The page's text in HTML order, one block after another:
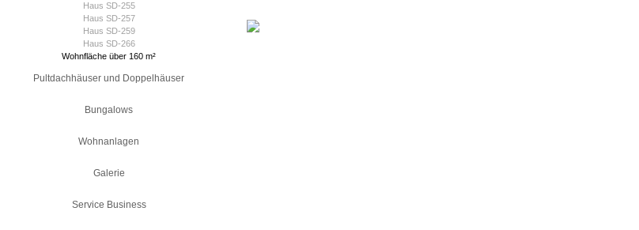
Haus SD-255
Haus SD-257
Haus SD-259
Haus SD-266
Wohnfläche über 160 m²
Pultdachhäuser und Doppelhäuser
Bungalows
Wohnanlagen
Galerie
Service Business